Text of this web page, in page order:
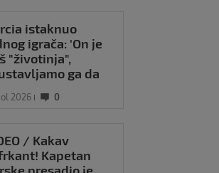
istaknuo
igrača: 'On je
"životinja",
ga da
2026 0
/ Kakav
Kapetan
presadio je